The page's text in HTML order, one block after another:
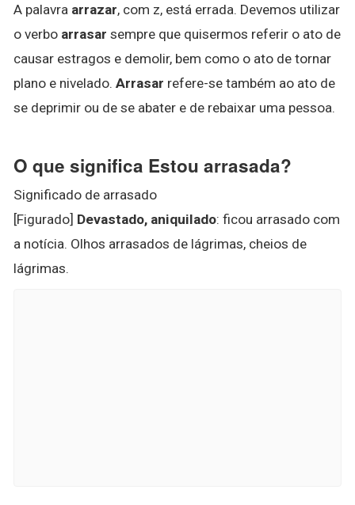
A palavra arrazar, com z, está errada. Devemos utilizar
o verbo arrasar sempre que quisermos referir o ato de
causar estragos e demolir, bem como o ato de tornar
plano e nivelado. Arrasar refere-se também ao ato de
se deprimir ou de se abater e de rebaixar uma pessoa.
O que significa Estou arrasada?
Significado de arrasado
[Figurado] Devastado, aniquilado: ficou arrasado com
a notícia. Olhos arrasados de lágrimas, cheios de
lágrimas.